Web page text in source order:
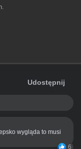
Udostępnij
wygląda to musi
6